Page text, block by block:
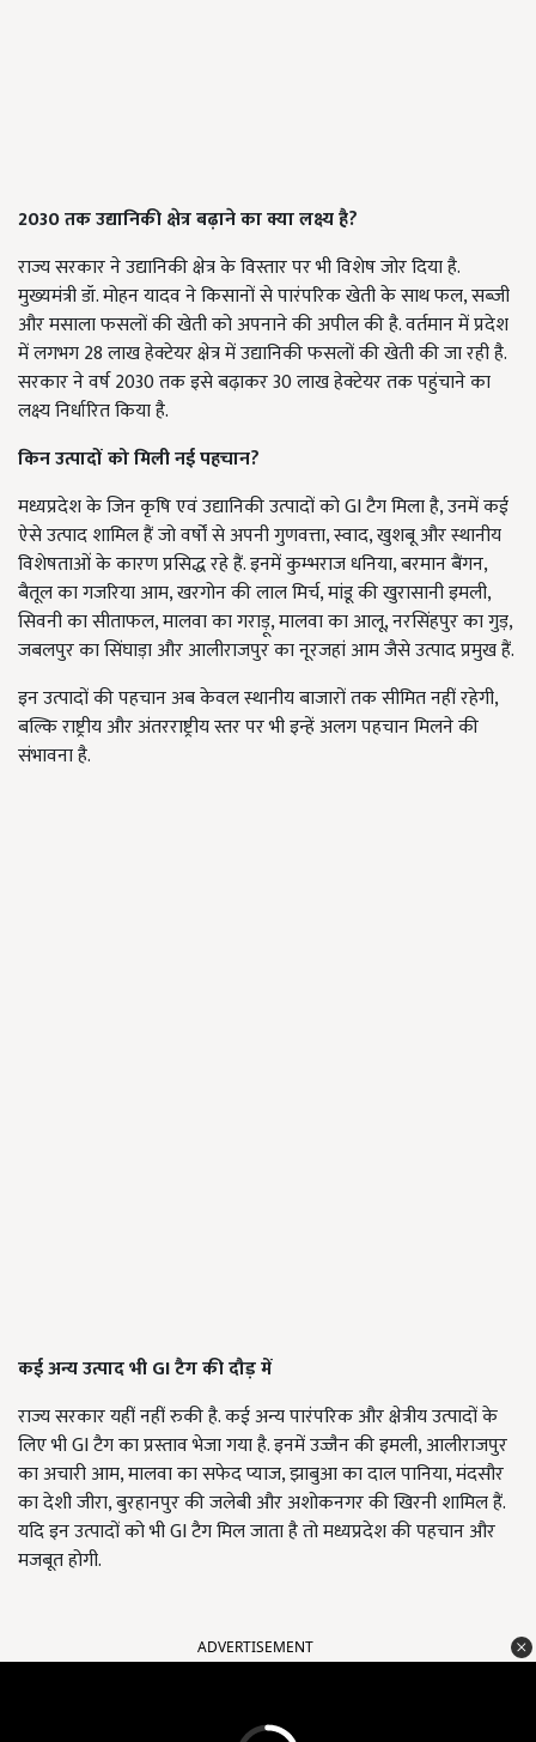
2030 तक उद्यानिकी क्षेत्र बढ़ाने का क्या लक्ष्य है?
राज्य सरकार ने उद्यानिकी क्षेत्र के विस्तार पर भी विशेष जोर दिया है.
मुख्यमंत्री डॉ. मोहन यादव ने किसानों से पारंपरिक खेती के साथ फल, सब्जी
और मसाला फसलों की खेती को अपनाने की अपील की है. वर्तमान में प्रदेश
में लगभग 28 लाख हेक्टेयर क्षेत्र में उद्यानिकी फसलों की खेती की जा रही है.
सरकार ने वर्ष 2030 तक इसे बढ़ाकर 30 लाख हेक्टेयर तक पहुंचाने का
लक्ष्य निर्धारित किया है.
किन उत्पादों को मिली नई पहचान?
मध्यप्रदेश के जिन कृषि एवं उद्यानिकी उत्पादों को GI टैग मिला है, उनमें कई
ऐसे उत्पाद शामिल हैं जो वर्षों से अपनी गुणवत्ता, स्वाद, खुशबू और स्थानीय
विशेषताओं के कारण प्रसिद्ध रहे हैं. इनमें कुम्भराज धनिया, बरमान बैंगन,
बैतूल का गजरिया आम, खरगोन की लाल मिर्च, मांडू की खुरासानी इमली,
सिवनी का सीताफल, मालवा का गराड़ू, मालवा का आलू, नरसिंहपुर का गुड़,
जबलपुर का सिंघाड़ा और आलीराजपुर का नूरजहां आम जैसे उत्पाद प्रमुख हैं.
इन उत्पादों की पहचान अब केवल स्थानीय बाजारों तक सीमित नहीं रहेगी,
बल्कि राष्ट्रीय और अंतरराष्ट्रीय स्तर पर भी इन्हें अलग पहचान मिलने की
संभावना है.
कई अन्य उत्पाद भी GI टैग की दौड़ में
राज्य सरकार यहीं नहीं रुकी है. कई अन्य पारंपरिक और क्षेत्रीय उत्पादों के
लिए भी GI टैग का प्रस्ताव भेजा गया है. इनमें उज्जैन की इमली, आलीराजपुर
का अचारी आम, मालवा का सफेद प्याज, झाबुआ का दाल पानिया, मंदसौर
का देशी जीरा, बुरहानपुर की जलेबी और अशोकनगर की खिरनी शामिल हैं.
यदि इन उत्पादों को भी GI टैग मिल जाता है तो मध्यप्रदेश की पहचान और
मजबूत होगी.
ADVERTISEMENT